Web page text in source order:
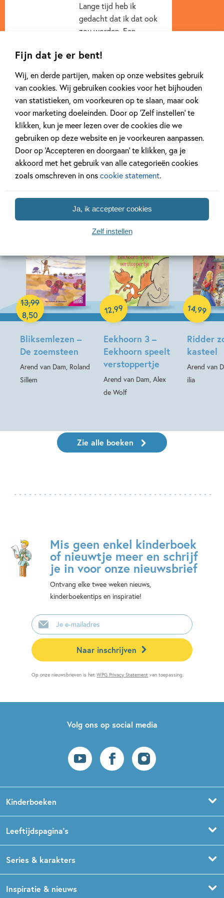
Fijn dat je er bent!
Wij, en derde partijen, maken op onze websites gebruik
van cookies. Wij gebruiken cookies voor het bijhouden
van statistieken, om voorkeuren op te slaan, maar ook
voor marketing doeleinden. Door op ‘Zelf instellen’ te
klikken, kun je meer lezen over de cookies die we
gebruiken op deze website en je voorkeuren aanpassen.
Door op ‘Accepteren en doorgaan’ te klikken, ga je
akkoord met het gebruik van alle categorieën cookies
zoals omschreven in onscookie statement.
Ja, ik accepteer cookies
Zelf instellen
Lange tijd heb ik
gedacht dat ik dat ook
zou worden. Een
een...
Lees meer
Meer van deze auteur
Bliksemlezen –
De zoemsteen
Arend van Dam, Roland
Sillem
13,99
8,50
Hardcover
Eekhoorn 3 –
Eekhoorn speelt
verstoppertje
Arend van Dam, Alex
de Wolf
12,99
Hardcover
Ridder
kasteel
Arend van
ilia
14,99
Hardcover
Zie alle boeken
Mis geen enkel kinderboek
of nieuwtje meer en schrijf
je in voor onze nieuwsbrief
Ontvang elke twee weken nieuws,
kinderboekentips en inspiratie!
E-
mailadres
Naar inschrijven
Op onze nieuwsbrieven is hetWPG Privacy Statement van toepassing.
Volg ons op social media
Kinderboeken
Prentenboeken
Babyboeken
Leeftijdspagina’s
Boekentips 1,5 - 3 jaar
Series & karakters
Inspiratie & nieuws